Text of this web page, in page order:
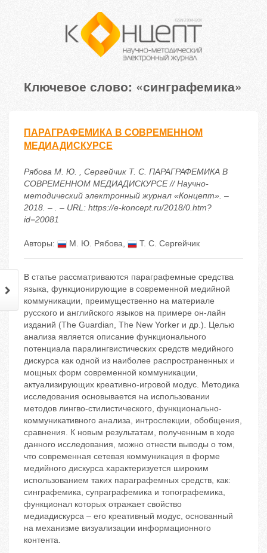
Ключевое слово: «синграфемика»
ПАРАГРАФЕМИКА В СОВРЕМЕННОМ
МЕДИАДИСКУРСЕ
Рябова М. Ю. , Сергейчик Т. С. ПАРАГРАФЕМИКА В
СОВРЕМЕННОМ МЕДИАДИСКУРСЕ // Научно-
методический электронный журнал «Концепт». –
2018. – . – URL: https://e-koncept.ru/2018/0.htm?
id=20081
Авторы: М. Ю. Рябова, Т. С. Сергейчик
В статье рассматриваются параграфемные средства
языка, функционирующие в современной медийной
коммуникации, преимущественно на материале
русского и английского языков на примере он-лайн
изданий (The Guardian, The New Yorker и др.). Целью
анализа является описание функционального
потенциала паралингвистических средств медийного
дискурса как одной из наиболее распространенных и
мощных форм современной коммуникации,
актуализирующих креативно-игровой модус. Методика
исследования основывается на использовании
методов лингво-стилистического, функционально-
коммуникативного анализа, интроспекции, обобщения,
сравнения. К новым результатам, полученным в ходе
данного исследования, можно отнести выводы о том,
что современная сетевая коммуникация в форме
медийного дискурса характеризуется широким
использованием таких параграфемных средств, как:
синграфемика, супраграфемика и топографемика,
функционал которых отражает свойство
медиадискурса – его креативный модус, основанный
на механизме визуализации информационного
контента.